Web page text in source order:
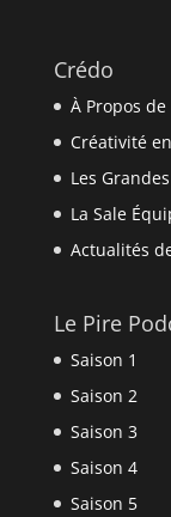
Crédo
À Propos
Créativité
Les
La Sale
Actualités
Le Pire
Saison 1
Saison 2
Saison 3
Saison 4
Saison 5